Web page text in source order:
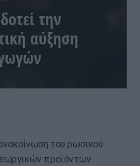
την
αύξηση
του ρωσικού
προϊόντων